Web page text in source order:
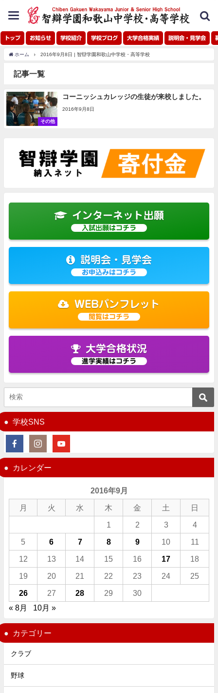
toggle
navigation
トップ お知らせ 学校紹介 学校ブログ 大学合格実績 説明会・見学会
ホーム 2016年9月8日 | 智辯学園和歌山中学校・高等学校
記事一覧
その他
コーニッシュカレッジの生徒が来校しました。
2016年9月8日
インターネット出願
入試出願はコチラ
説明会・見学会
お申込みはコチラ
WEBパンフレット
閲覧はコチラ
大学合格状況
進学実績はコチラ
学校SNS
カレンダー
2016年9月
月 火 水 木 金 土 日
1 2 3 4
5 6 7 8 9 10 11
12 13 14 15 16 17 18
19 20 21 22 23 24 25
26 27 28 29
30
« 8月
10月 »
カテゴリー
クラブ
野球